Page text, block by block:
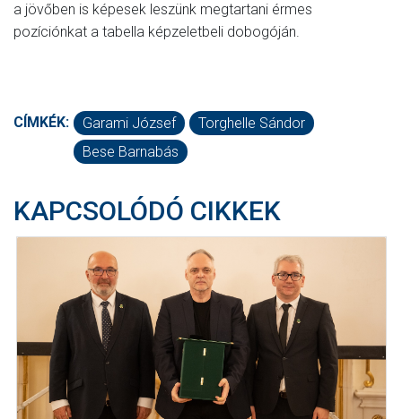
a jövőben is képesek leszünk megtartani érmes
pozíciónkat a tabella képzeletbeli dobogóján.
CÍMKÉK: Garami József
Torghelle Sándor
Bese Barnabás
KAPCSOLÓDÓ CIKKEK